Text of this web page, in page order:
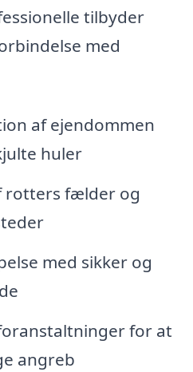
tilbyder
med
af ejendommen
huler
rotters fælder og
med sikker og
for at
angreb